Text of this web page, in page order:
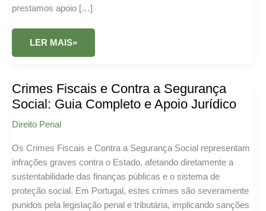
prestamos apoio […]
CRIMES
E
SEGURANÇA
SOCIAL:
GUIA
COMPLETO
APOIO
LER MAIS»
Crimes Fiscais e Contra a Segurança
Social: Guia Completo e Apoio Jurídico
Direito Penal
Os Crimes Fiscais e Contra a Segurança Social representam
infrações graves contra o Estado, afetando diretamente a
sustentabilidade das finanças públicas e o sistema de
proteção social. Em Portugal, estes crimes são severamente
punidos pela legislação penal e tributária, implicando sanções